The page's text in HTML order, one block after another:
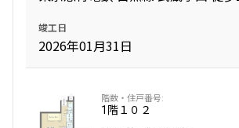
竣工日
2026年01月31日
1階１０２